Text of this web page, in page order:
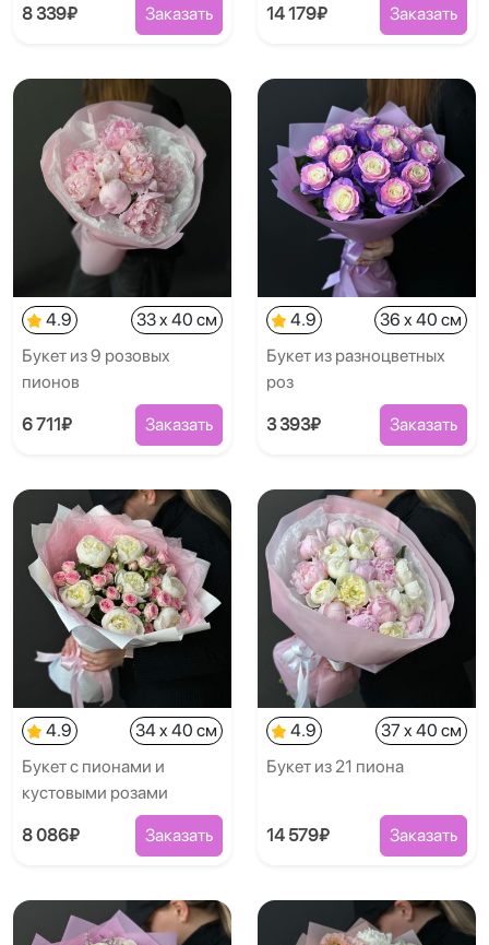
8 339₽ Заказать 14 179₽ Заказать
4.9
33 x 40 см
Букет из 9 розовых
пионов
6 711₽ Заказать
4.9
36 x 40 см
Букет из разноцветных
роз
3 393₽ Заказать
4.9
34 x 40 см
Букет с пионами и
кустовыми розами
8 086₽ Заказать
4.9
37 x 40 см
Букет из 21 пиона
14 579₽ Заказать